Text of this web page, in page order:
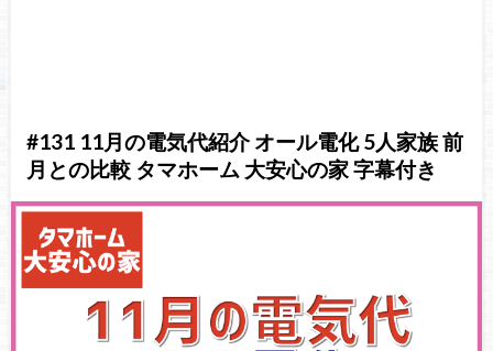
#131 11月の電気代紹介 オール電化 5人家族 前
月との比較 タマホーム 大安心の家 字幕付き